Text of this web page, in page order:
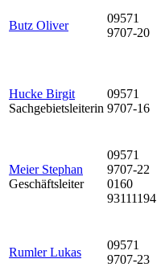
Butz Oliver
09571
9707-20
Hucke Birgit
Sachgebietsleiterin
09571
9707-16
Meier Stephan
Geschäftsleiter
09571
9707-22
0160
93111194
Rumler Lukas
09571
9707-23